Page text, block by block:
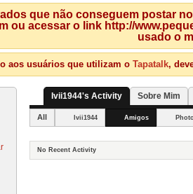
que não conseguem postar
ou acessar o link http://
usado o
aos usuários que utilizam o Tapatalk,
Ivii1944's Activity Sobre Mim
All Ivii1944 Amigos
No Recent Activity